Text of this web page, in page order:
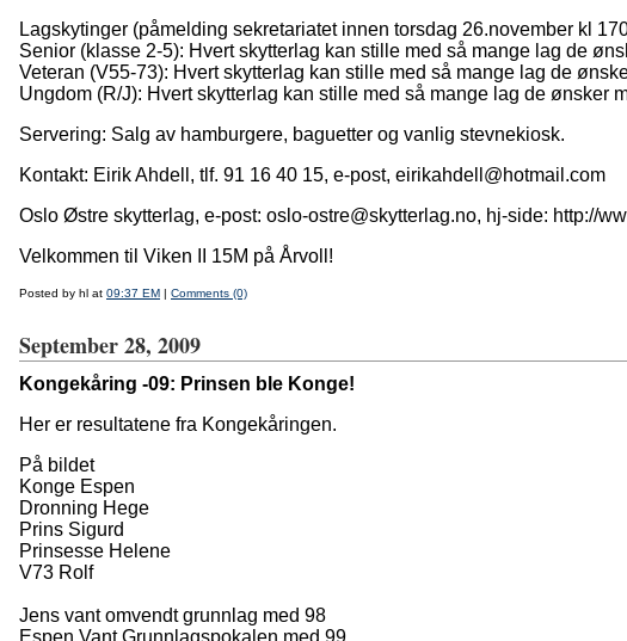
Lagskytinger (påmelding sekretariatet innen torsdag 26.november kl
Senior (klasse 2-5): Hvert skytterlag kan stille med så mange lag de
Veteran (V55-73): Hvert skytterlag kan stille med så mange lag de
Ungdom (R/J): Hvert skytterlag kan stille med så mange lag de
Servering: Salg av hamburgere, baguetter og vanlig stevnekiosk.
Kontakt: Eirik Ahdell, tlf. 91 16 40 15, e-post, eirikahdell@hotmail.com
Oslo Østre skytterlag, e-post: oslo-ostre@skytterlag.no, hj-side: http://
Velkommen til Viken II 15M på Årvoll!
Posted by hl at 09:37 EM | Comments (0)
September 28, 2009
Kongekåring -09: Prinsen ble Konge!
Her er resultatene fra Kongekåringen.
På bildet
Konge Espen
Dronning Hege
Prins Sigurd
Prinsesse Helene
V73 Rolf
Jens vant omvendt grunnlag med 98
Espen Vant Grunnlagspokalen med 99